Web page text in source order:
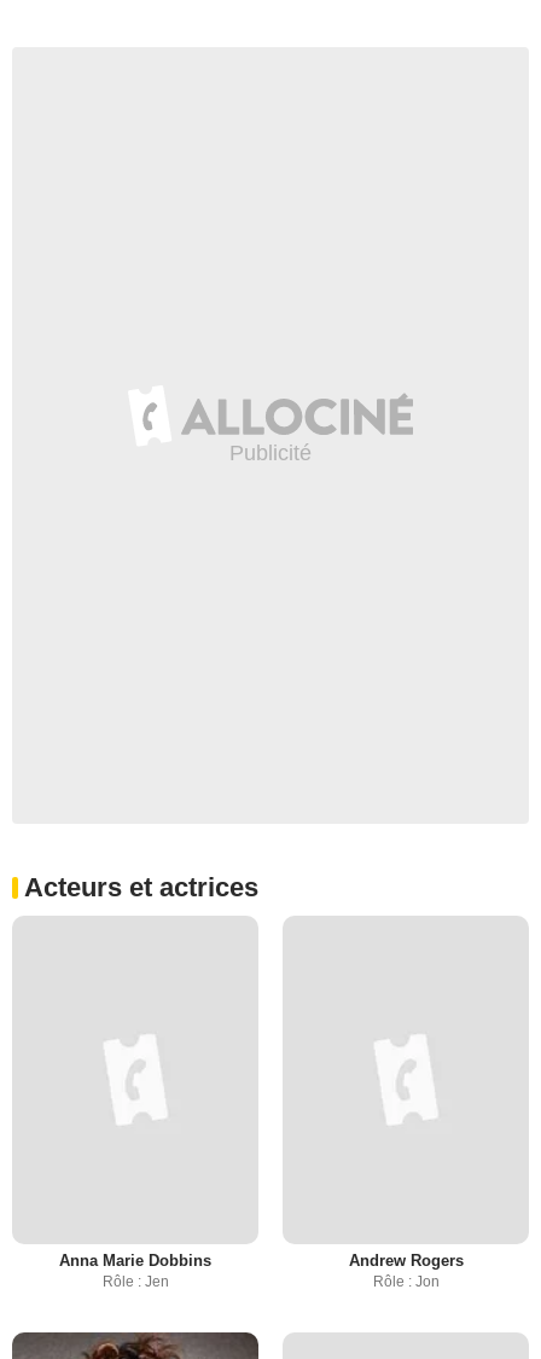
Acteurs et actrices
Anna Marie Dobbins
Rôle : Jen
Andrew Rogers
Rôle : Jon